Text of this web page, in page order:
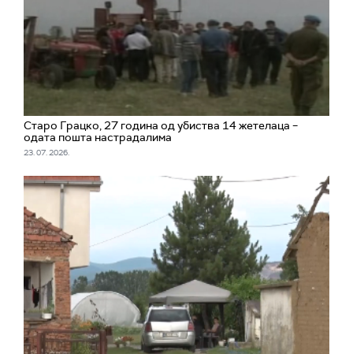
Старо Грацко, 27 година од убиства 14 жетелаца –
одата пошта настрадалима
23. 07. 2026.